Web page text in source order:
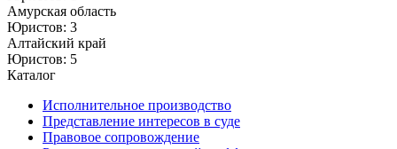
Амурская область
Юристов: 3
Алтайский край
Юристов: 5
Каталог
Исполнительное производство
Представление интересов в суде
Правовое сопровождение